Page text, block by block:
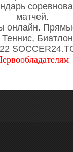
матчей.
онлайн.
Теннис,